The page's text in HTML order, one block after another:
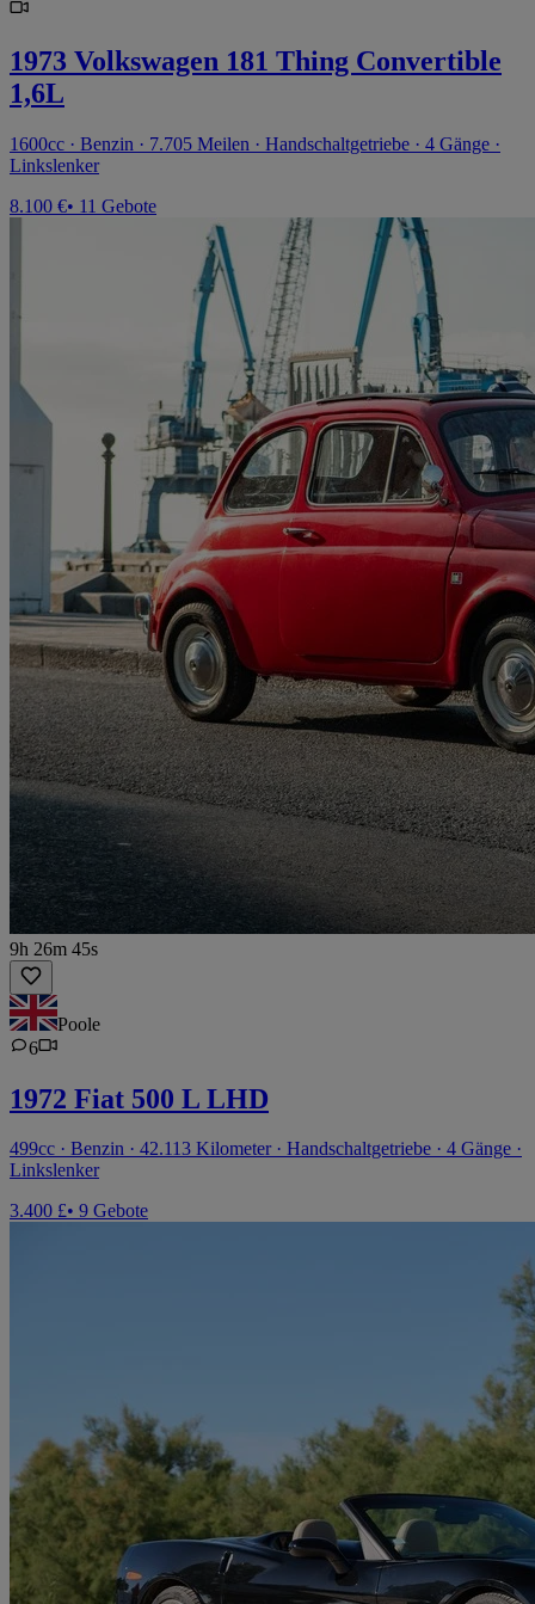
1973 Volkswagen 181 Thing Convertible
1,6L
1600cc · Benzin · 7.705 Meilen · Handschaltgetriebe · 4 Gänge ·
Linkslenker
8.100 €• 11 Gebote
9h 26m 45s
Poole
6
1972 Fiat 500 L LHD
499cc · Benzin · 42.113 Kilometer · Handschaltgetriebe · 4 Gänge ·
Linkslenker
3.400 £• 9 Gebote